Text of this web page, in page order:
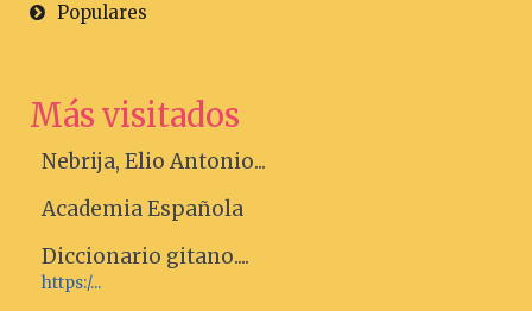
Populares
Más visitados
Nebrija, Elio Antonio...
Academia Española
Diccionario gitano....
https:/...